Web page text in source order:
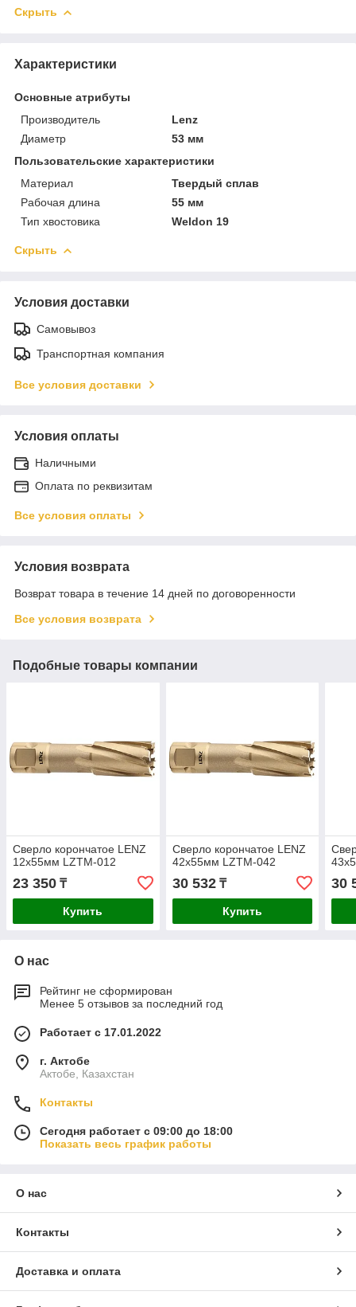
Скрыть
Характеристики
Основные атрибуты
Производитель
Lenz
Диаметр
53 мм
Пользовательские характеристики
Материал
Твердый сплав
Рабочая длина
55 мм
Тип хвостовика
Weldon 19
Скрыть
Условия доставки
Самовывоз
Транспортная компания
Все условия доставки
Условия оплаты
Наличными
Оплата по реквизитам
Все условия оплаты
Условия возврата
Возврат товара в течение 14 дней по договоренности
Все условия возврата
Подобные товары компании
Сверло корончатое LENZ
12х55мм LZTM-012
23 350 ₸
Купить
Сверло корончатое LENZ
42х55мм LZTM-042
30 532₸
Купить
30
О нас
Рейтинг не сформирован
Менее 5 отзывов за последний год
Работает с 17.01.2022
г. Актобе
Актобе, Казахстан
Контакты
Сегодня работает с 09:00 до 18:00
Показать весь график работы
О нас
Контакты
Доставка и оплата